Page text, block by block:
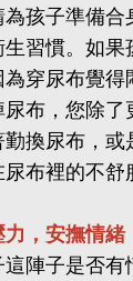
孩子準備合
習慣。如果
穿尿布覺得
布，您除了
換尿布，或
布裡的不舒
，安撫情緒
陣子是否有